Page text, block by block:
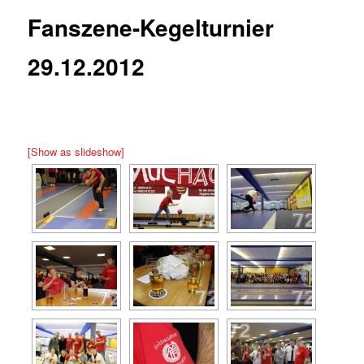
Fanszene-Kegelturnier
29.12.2012
[Show as slideshow]